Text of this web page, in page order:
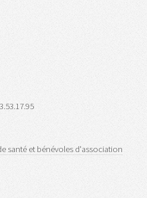
santé et bénévoles d'association